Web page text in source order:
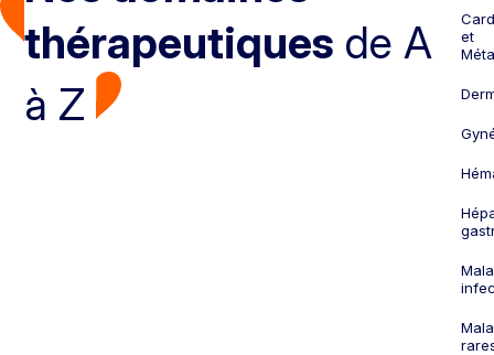
thérapeutiques de A
à Z
et